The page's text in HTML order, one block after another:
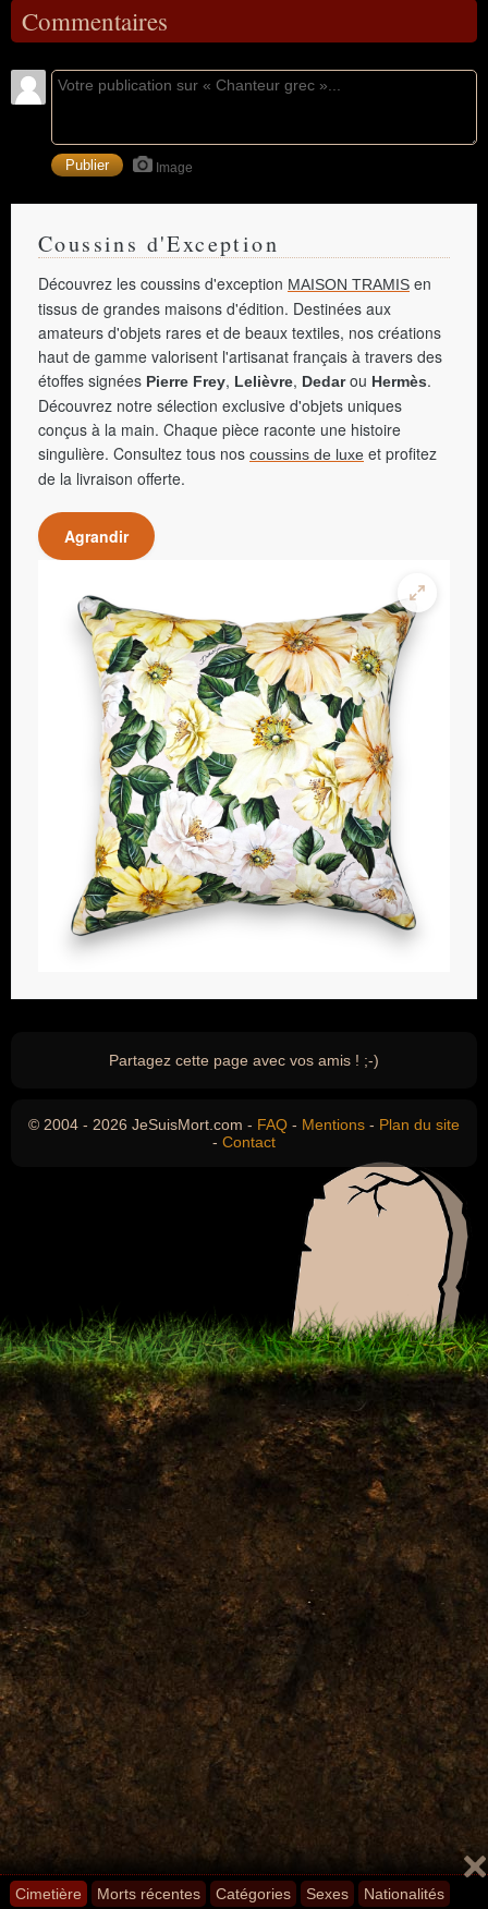
Cimetière Morts récentes Catégories Sexes Nationalités
Commentaires
Image
Coussins d'Exception
Découvrez les coussins d'exception MAISON TRAMIS en
tissus de grandes maisons d'édition. Destinées aux
amateurs d'objets rares et de beaux textiles, nos créations
haut de gamme valorisent l'artisanat français à travers des
étoffes signées Pierre Frey, Lelièvre, Dedarou Hermès.
Découvrez notre sélection exclusive d'objets uniques
conçus à la main. Chaque pièce raconte une histoire
singulière. Consultez tous nos coussins de luxe et profitez
de la livraison offerte.
Agrandir
Partagez cette page avec vos amis ! ;-)
© 2004 - 2026 JeSuisMort.com - FAQ - Mentions - Plan du site
- Contact